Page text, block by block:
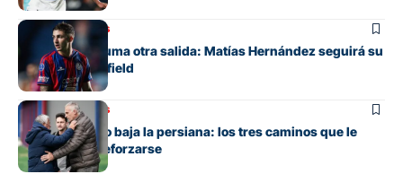
Mercado de pases
San Lorenzo suma otra salida: Matías Hernández seguirá su
carrera en Banfield
Mercado de pases
San Lorenzo no baja la persiana: los tres caminos que le
quedan para reforzarse